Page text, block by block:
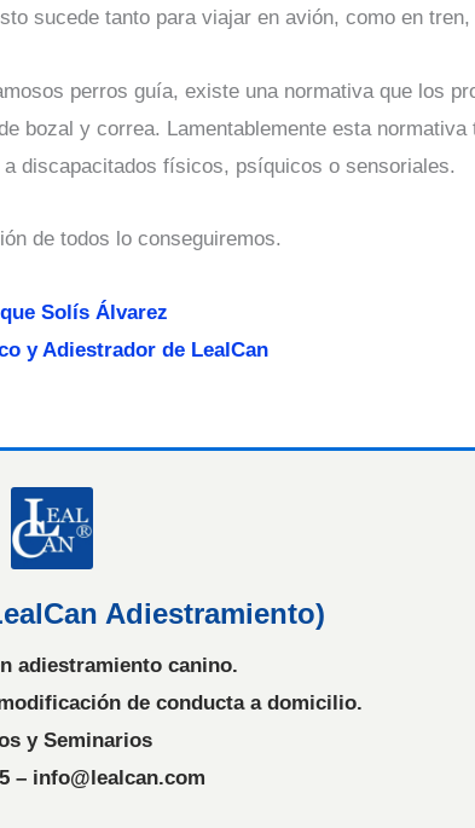
sucede tanto para viajar en avión, como en
perros guía, existe una normativa que los
bozal y correa. Lamentablemente esta normativa
discapacitados físicos, psíquicos o sensoriales.
de todos lo conseguiremos.
Solís Álvarez
y Adiestrador de LealCan
Adiestramiento)
adiestramiento canino.
de conducta a domicilio.
y Seminarios
– info@lealcan.com